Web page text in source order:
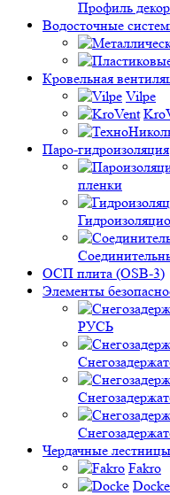
Профиль
Водосточные
Кровельная
Vilpe
Паро-гидроизоляция
пленки
ОСП плита (OSB-3)
Элементы
РУСЬ
Чердачные лестницы
Fakro
Docke